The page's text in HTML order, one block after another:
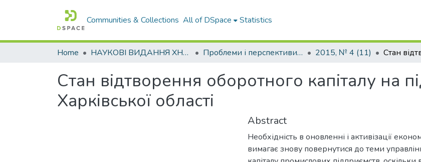
Communities & Collections All of DSpace Statistics
Home НАУКОВІ ВИДАННЯ ХНАДУ Проблеми і перспективи розвитку підприємництва 2015, № 4 (11)
Стан відтворення оборотного капіталу на
Харківської області
Abstract
Необхідність в оновленні і активізації
вимагає знову повернутися до теми